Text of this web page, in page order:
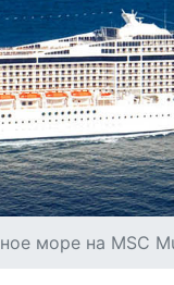
море на MSC